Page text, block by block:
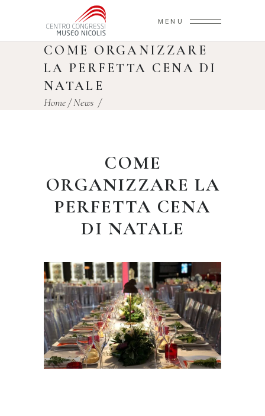
MENU
COME ORGANIZZARE
LA PERFETTA CENA DI
NATALE
Home/News /
COME
ORGANIZZARE LA
PERFETTA CENA
DI NATALE